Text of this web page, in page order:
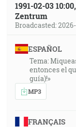
1991-02-03
Zentrum
Broadcasted:
ESPAÑOL
Tema:
entonces el
guía)!»
MP3
FRANÇAIS